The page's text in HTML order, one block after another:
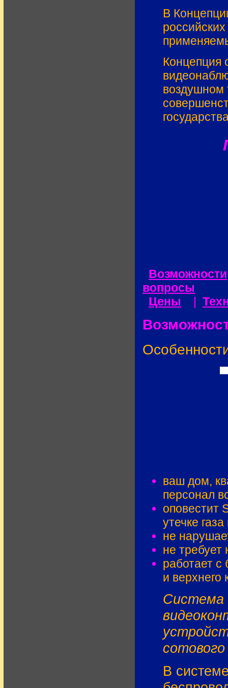
В
Концепция
воздушном
Возможности
вопросы
Цены |
ваш дом,
персонал
оповестит
утечке
не
не требует
работает
и верхнего
Система
В